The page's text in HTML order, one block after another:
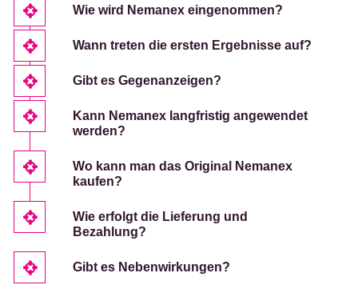
Wie wird Nemanex eingenommen?
Wann treten die ersten Ergebnisse auf?
Gibt es Gegenanzeigen?
Kann Nemanex langfristig angewendet
werden?
Wo kann man das Original Nemanex
kaufen?
Wie erfolgt die Lieferung und
Bezahlung?
Gibt es Nebenwirkungen?